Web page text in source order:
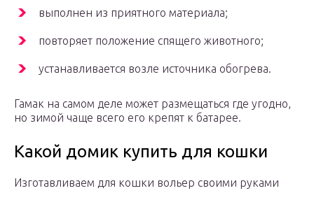
выполнен из приятного материала;
повторяет положение спящего животного;
устанавливается возле источника обогрева.
Гамак на самом деле может размещаться где угодно,
но зимой чаще всего его крепят к батарее.
Какой домик купить для кошки
Изготавливаем для кошки вольер своими руками